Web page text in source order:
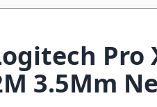
Pro
3.5Mm